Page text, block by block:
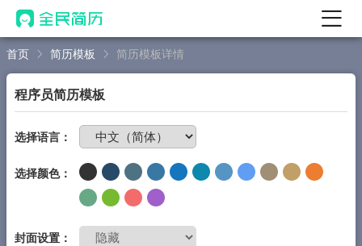
首页
AI 简历工具
AI 优化简历
AI 翻译简历
AI 诊断简历
AI 模拟面试
首页 简历模板 简历模板详情
程序员简历模板
选择语言：
选择颜色：
封面设置：